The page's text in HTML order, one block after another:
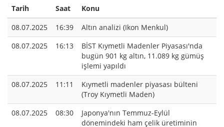
Tarih
Saat
Konu
08.07.2025
16:39
Altın analizi (Ikon Menkul)
08.07.2025
16:13
BİST Kıymetli Madenler Piyasası'nda
bugün 901 kg altın, 11.089 kg gümüş
işlemi yapıldı
08.07.2025
11:11
Kıymetli madenler piyasası bülteni
(Troy Kıymetli Maden)
08.07.2025
08:30
Japonya'nın Temmuz-Eylül
dönemindeki ham çelik üretiminin